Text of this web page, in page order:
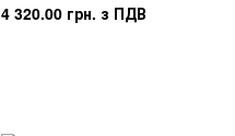
4 320.00 грн. з ПДВ